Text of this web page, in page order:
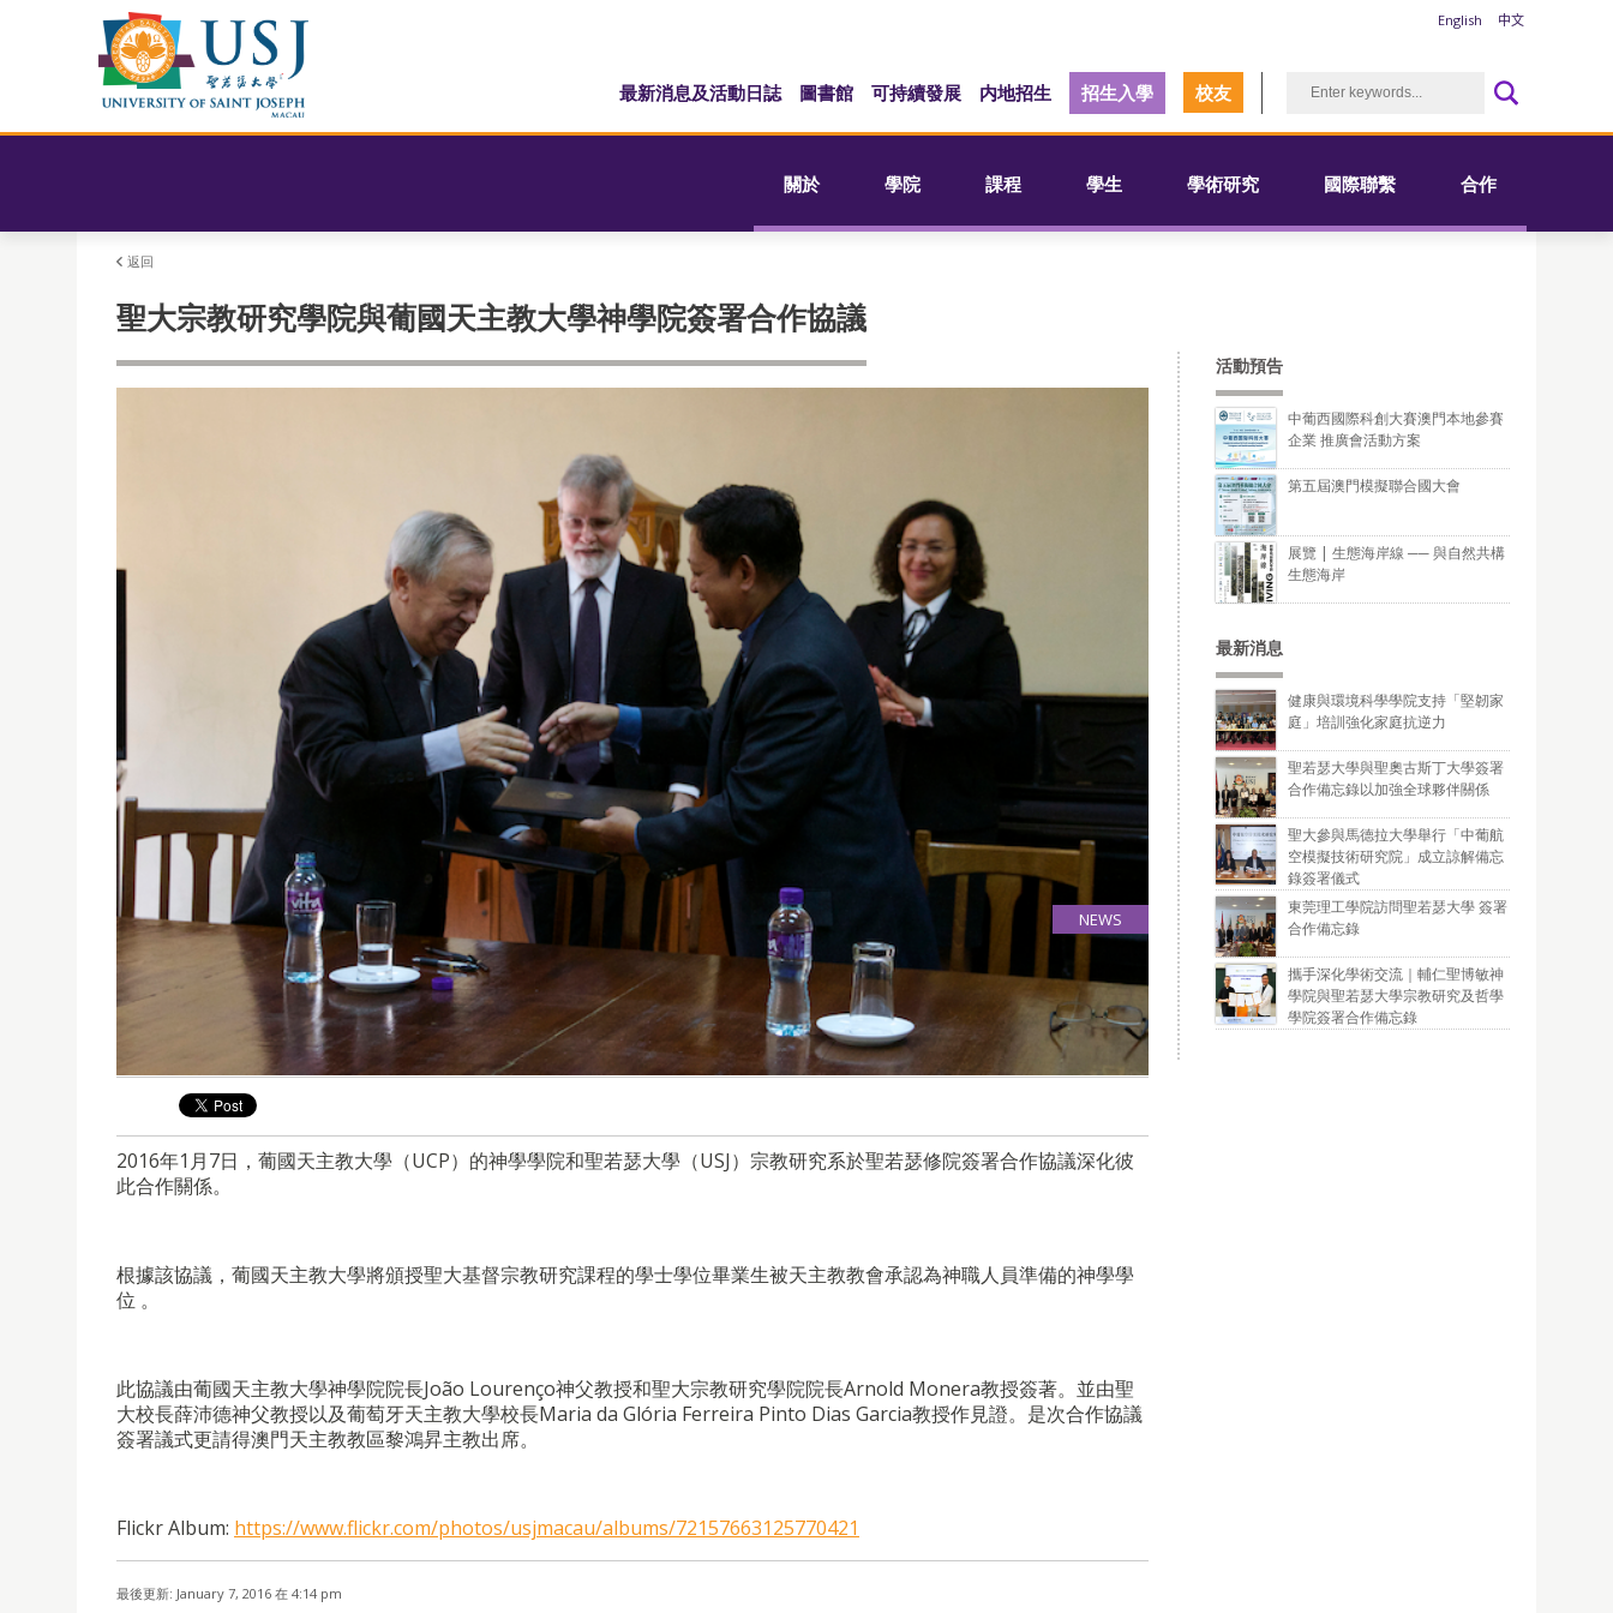
English 中文
最新消息及活動日誌 圖書館 可持續發展 内地招生 招生入學 校友
關於 學院 課程 學生 學術研究 國際聯繫 合作
返回
聖大宗教研究學院與葡國天主教大學神學院簽署合作協議
NEWS
聖大宗教研究學院與葡國天主教大學神學院簽署合作協議 07
01/01/1970
葡國天主教大學（UCP）的神學學院和聖若瑟大學（USJ）宗教研究系於聖若瑟修院簽署合作協議
2016年1月7日，葡國天主教大學（UCP）的神學學院和聖若瑟大學（USJ）宗教研究系於聖若瑟修院簽署合作協議深化彼
此合作關係。
根據該協議，葡國天主教大學將頒授聖大基督宗教研究課程的學士學位畢業生被天主教教會承認為神職人員準備的神學學
位 。
此協議由葡國天主教大學神學院院長João Lourenço神父教授和聖大宗教研究學院院長Arnold Monera教授簽著。並由聖
大校長薛沛德神父教授以及葡萄牙天主教大學校長Maria da Glória Ferreira Pinto Dias Garcia教授作見證。是次合作協議
簽署議式更請得澳門天主教教區黎鴻昇主教出席。
Flickr Album: https://www.flickr.com/photos/usjmacau/albums/72157663125770421
最後更新: January 7, 2016 在 4:14 pm
活動預告
中葡西國際科創大賽澳門本地參賽
企業 推廣會活動方案
第五屆澳門模擬聯合國大會
展覽 | 生態海岸線 ── 與自然共構
生態海岸
最新消息
健康與環境科學學院支持「堅韌家
庭」培訓強化家庭抗逆力
聖若瑟大學與聖奧古斯丁大學簽署
合作備忘錄以加強全球夥伴關係
聖大參與馬德拉大學舉行「中葡航
空模擬技術研究院」成立諒解備忘
錄簽署儀式
東莞理工學院訪問聖若瑟大學 簽署
合作備忘錄
攜手深化學術交流｜輔仁聖博敏神
學院與聖若瑟大學宗教研究及哲學
學院簽署合作備忘錄